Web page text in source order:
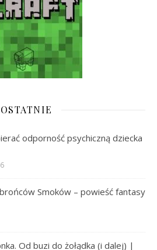
OSTATNIE
odporność psychiczną dziecka
Smoków – powieść fantasy
Od buzi do żołądka (i dalej) |